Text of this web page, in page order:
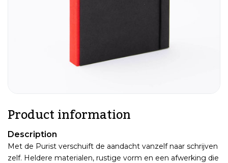
Product information
Description
Met de Purist verschuift de aandacht vanzelf naar schrijven
zelf. Heldere materialen, rustige vorm en een afwerking die